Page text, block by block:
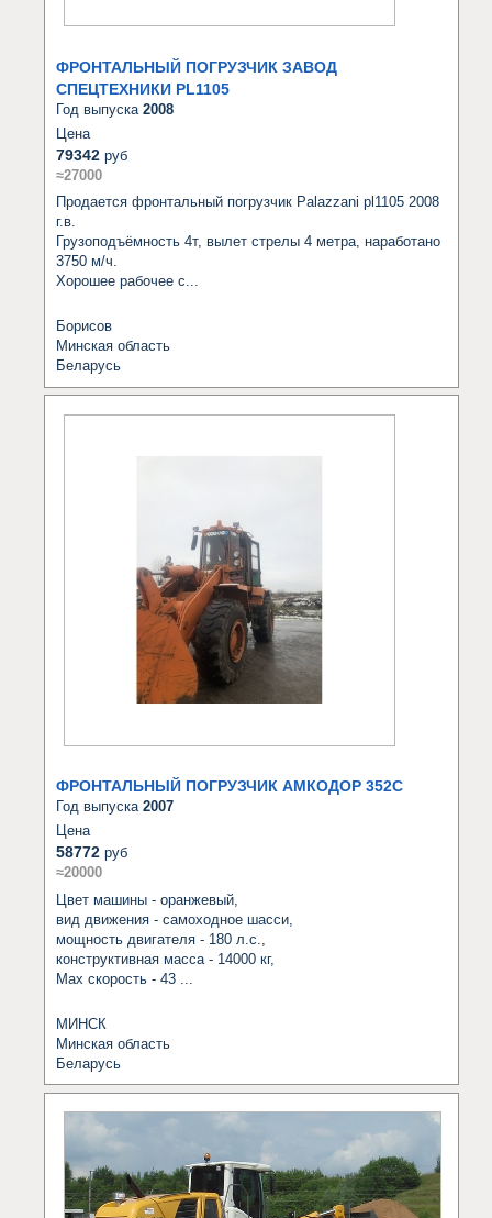
ФРОНТАЛЬНЫЙ ПОГРУЗЧИК ЗАВОД
СПЕЦТЕХНИКИ PL1105
Год выпуска 2008
Цена
79342 руб
≈27000
Продается фронтальный погрузчик Palazzani pl1105 2008
г.в.
Грузоподъёмность 4т, вылет стрелы 4 метра, наработано
3750 м/ч.
Хорошее рабочее с...
Борисов
Минская область
Беларусь
ФРОНТАЛЬНЫЙ ПОГРУЗЧИК АМКОДОР 352С
Год выпуска 2007
Цена
58772 руб
≈20000
Цвет машины - оранжевый,
вид движения - самоходное шасси,
мощность двигателя - 180 л.с.,
конструктивная масса - 14000 кг,
Max скорость - 43 ...
МИНСК
Минская область
Беларусь